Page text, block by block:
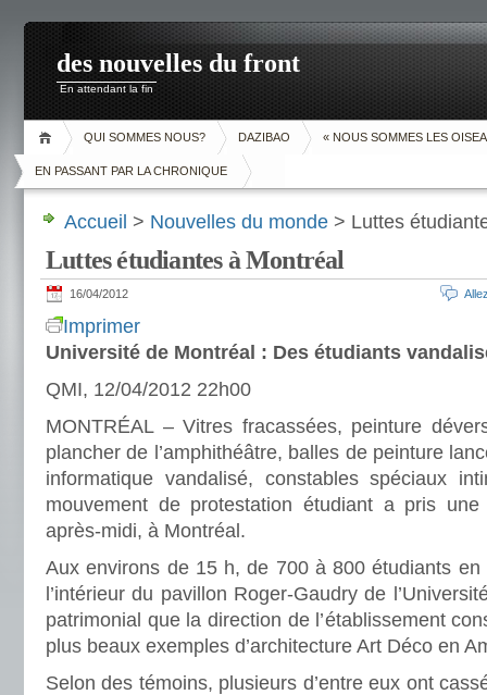
des nouvelles du front
En attendant la fin
QUI SOMMES NOUS? DAZIBAO « NOUS SOMMES LES
EN PASSANT PAR LA CHRONIQUE
Accueil > Nouvelles du monde > Luttes
Luttes étudiantes à Montréal
16/04/2012
Imprimer
Université de Montréal : Des étudiants
QMI, 12/04/2012 22h00
MONTRÉAL – Vitres fracassées, peinture
plancher de l’amphithéâtre, balles de peinture
informatique vandalisé, constables spéciaux
mouvement de protestation étudiant a pris
après-midi, à Montréal.
Aux environs de 15 h, de 700 à 800 étudiants
l’intérieur du pavillon Roger-Gaudry de
patrimonial que la direction de l’établissement
plus beaux exemples d’architecture Art Déco en
Selon des témoins, plusieurs d’entre eux ont